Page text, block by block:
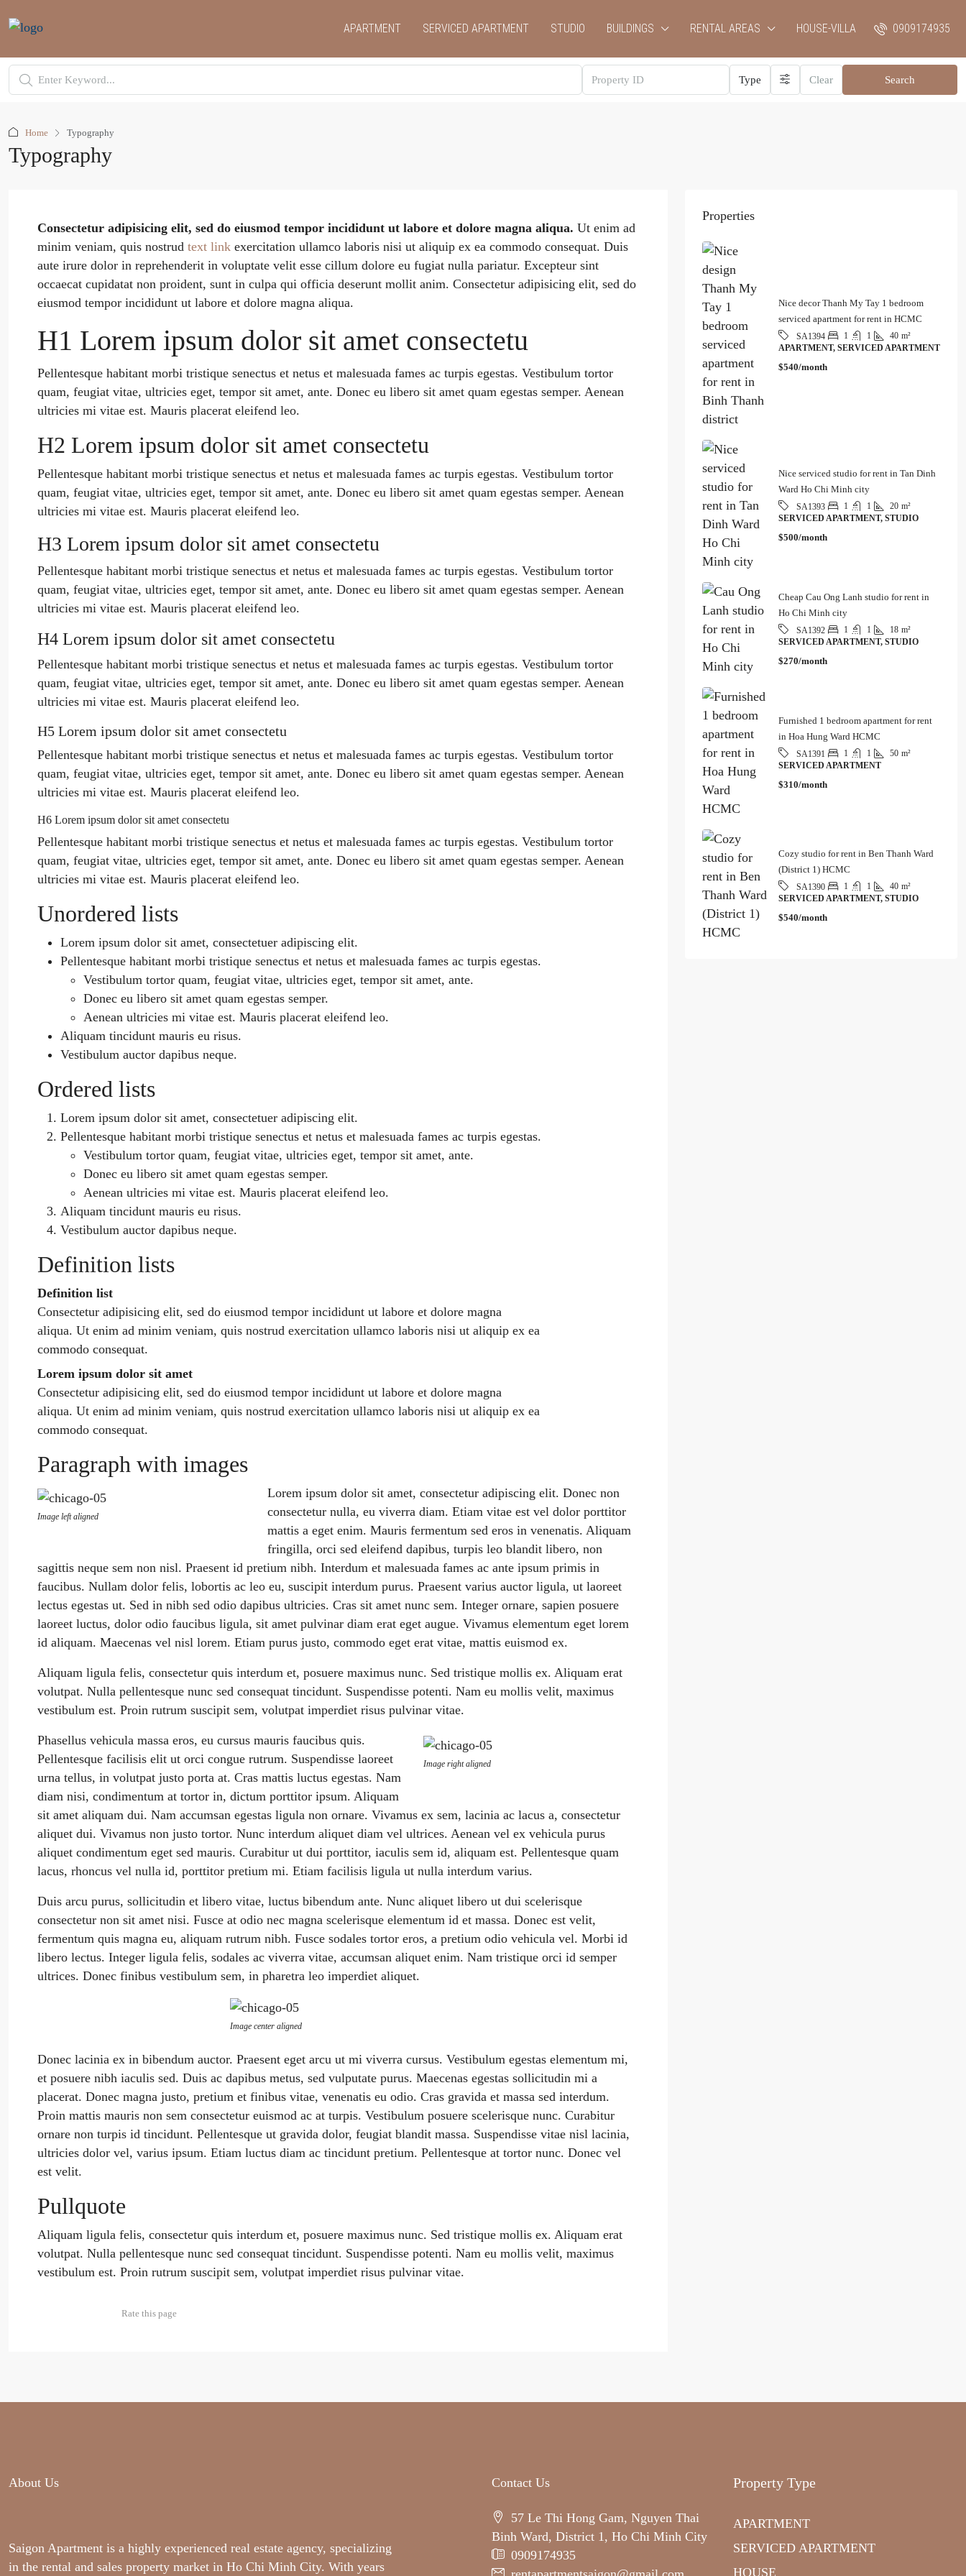
APARTMENT SERVICED APARTMENT STUDIO BUILDINGS RENTAL AREAS HOUSE-VILLA 0909174935
Type Clear Search
Home Typography
Typography
Consectetur adipisicing elit, sed do eiusmod tempor incididunt ut labore et dolore magna aliqua. Ut enim ad
minim veniam, quis nostrud text link exercitation ullamco laboris nisi ut aliquip ex ea commodo consequat. Duis
aute irure dolor in reprehenderit in voluptate velit esse cillum dolore eu fugiat nulla pariatur. Excepteur sint
occaecat cupidatat non proident, sunt in culpa qui officia deserunt mollit anim. Consectetur adipisicing elit, sed do
eiusmod tempor incididunt ut labore et dolore magna aliqua.
H1 Lorem ipsum dolor sit amet consectetu
Pellentesque habitant morbi tristique senectus et netus et malesuada fames ac turpis egestas. Vestibulum tortor
quam, feugiat vitae, ultricies eget, tempor sit amet, ante. Donec eu libero sit amet quam egestas semper. Aenean
ultricies mi vitae est. Mauris placerat eleifend leo.
H2 Lorem ipsum dolor sit amet consectetu
Pellentesque habitant morbi tristique senectus et netus et malesuada fames ac turpis egestas. Vestibulum tortor
quam, feugiat vitae, ultricies eget, tempor sit amet, ante. Donec eu libero sit amet quam egestas semper. Aenean
ultricies mi vitae est. Mauris placerat eleifend leo.
H3 Lorem ipsum dolor sit amet consectetu
Pellentesque habitant morbi tristique senectus et netus et malesuada fames ac turpis egestas. Vestibulum tortor
quam, feugiat vitae, ultricies eget, tempor sit amet, ante. Donec eu libero sit amet quam egestas semper. Aenean
ultricies mi vitae est. Mauris placerat eleifend leo.
H4 Lorem ipsum dolor sit amet consectetu
Pellentesque habitant morbi tristique senectus et netus et malesuada fames ac turpis egestas. Vestibulum tortor
quam, feugiat vitae, ultricies eget, tempor sit amet, ante. Donec eu libero sit amet quam egestas semper. Aenean
ultricies mi vitae est. Mauris placerat eleifend leo.
H5 Lorem ipsum dolor sit amet consectetu
Pellentesque habitant morbi tristique senectus et netus et malesuada fames ac turpis egestas. Vestibulum tortor
quam, feugiat vitae, ultricies eget, tempor sit amet, ante. Donec eu libero sit amet quam egestas semper. Aenean
ultricies mi vitae est. Mauris placerat eleifend leo.
H6 Lorem ipsum dolor sit amet consectetu
Pellentesque habitant morbi tristique senectus et netus et malesuada fames ac turpis egestas. Vestibulum tortor
quam, feugiat vitae, ultricies eget, tempor sit amet, ante. Donec eu libero sit amet quam egestas semper. Aenean
ultricies mi vitae est. Mauris placerat eleifend leo.
Unordered lists
Lorem ipsum dolor sit amet, consectetuer adipiscing elit.
Pellentesque habitant morbi tristique senectus et netus et malesuada fames ac turpis egestas.
Vestibulum tortor quam, feugiat vitae, ultricies eget, tempor sit amet, ante.
Donec eu libero sit amet quam egestas semper.
Aenean ultricies mi vitae est. Mauris placerat eleifend leo.
Aliquam tincidunt mauris eu risus.
Vestibulum auctor dapibus neque.
Ordered lists
Lorem ipsum dolor sit amet, consectetuer adipiscing elit.
Pellentesque habitant morbi tristique senectus et netus et malesuada fames ac turpis egestas.
Vestibulum tortor quam, feugiat vitae, ultricies eget, tempor sit amet, ante.
Donec eu libero sit amet quam egestas semper.
Aenean ultricies mi vitae est. Mauris placerat eleifend leo.
Aliquam tincidunt mauris eu risus.
Vestibulum auctor dapibus neque.
Definition lists
Definition list
Consectetur adipisicing elit, sed do eiusmod tempor incididunt ut labore et dolore magna
aliqua. Ut enim ad minim veniam, quis nostrud exercitation ullamco laboris nisi ut aliquip ex ea
commodo consequat.
Lorem ipsum dolor sit amet
Consectetur adipisicing elit, sed do eiusmod tempor incididunt ut labore et dolore magna
aliqua. Ut enim ad minim veniam, quis nostrud exercitation ullamco laboris nisi ut aliquip ex ea
commodo consequat.
Paragraph with images
Image left aligned
Lorem ipsum dolor sit amet, consectetur adipiscing elit. Donec non
consectetur nulla, eu viverra diam. Etiam vitae est vel dolor porttitor
mattis a eget enim. Mauris fermentum sed eros in venenatis. Aliquam
fringilla, orci sed eleifend dapibus, turpis leo blandit libero, non
sagittis neque sem non nisl. Praesent id pretium nibh. Interdum et malesuada fames ac ante ipsum primis in
faucibus. Nullam dolor felis, lobortis ac leo eu, suscipit interdum purus. Praesent varius auctor ligula, ut laoreet
lectus egestas ut. Sed in nibh sed odio dapibus ultricies. Cras sit amet nunc sem. Integer ornare, sapien posuere
laoreet luctus, dolor odio faucibus ligula, sit amet pulvinar diam erat eget augue. Vivamus elementum eget lorem
id aliquam. Maecenas vel nisl lorem. Etiam purus justo, commodo eget erat vitae, mattis euismod ex.
Aliquam ligula felis, consectetur quis interdum et, posuere maximus nunc. Sed tristique mollis ex. Aliquam erat
volutpat. Nulla pellentesque nunc sed consequat tincidunt. Suspendisse potenti. Nam eu mollis velit, maximus
vestibulum est. Proin rutrum suscipit sem, volutpat imperdiet risus pulvinar vitae.
Image right aligned
Phasellus vehicula massa eros, eu cursus mauris faucibus quis.
Pellentesque facilisis elit ut orci congue rutrum. Suspendisse laoreet
urna tellus, in volutpat justo porta at. Cras mattis luctus egestas. Nam
diam nisi, condimentum at tortor in, dictum porttitor ipsum. Aliquam
sit amet aliquam dui. Nam accumsan egestas ligula non ornare. Vivamus ex sem, lacinia ac lacus a, consectetur
aliquet dui. Vivamus non justo tortor. Nunc interdum aliquet diam vel ultrices. Aenean vel ex vehicula purus
aliquet condimentum eget sed mauris. Curabitur ut dui porttitor, iaculis sem id, aliquam est. Pellentesque quam
lacus, rhoncus vel nulla id, porttitor pretium mi. Etiam facilisis ligula ut nulla interdum varius.
Duis arcu purus, sollicitudin et libero vitae, luctus bibendum ante. Nunc aliquet libero ut dui scelerisque
consectetur non sit amet nisi. Fusce at odio nec magna scelerisque elementum id et massa. Donec est velit,
fermentum quis magna eu, aliquam rutrum nibh. Fusce sodales tortor eros, a pretium odio vehicula vel. Morbi id
libero lectus. Integer ligula felis, sodales ac viverra vitae, accumsan aliquet enim. Nam tristique orci id semper
ultrices. Donec finibus vestibulum sem, in pharetra leo imperdiet aliquet.
Image center aligned
Donec lacinia ex in bibendum auctor. Praesent eget arcu ut mi viverra cursus. Vestibulum egestas elementum mi,
et posuere nibh iaculis sed. Duis ac dapibus metus, sed vulputate purus. Maecenas egestas sollicitudin mi a
placerat. Donec magna justo, pretium et finibus vitae, venenatis eu odio. Cras gravida et massa sed interdum.
Proin mattis mauris non sem consectetur euismod ac at turpis. Vestibulum posuere scelerisque nunc. Curabitur
ornare non turpis id tincidunt. Pellentesque ut gravida dolor, feugiat blandit massa. Suspendisse vitae nisl lacinia,
ultricies dolor vel, varius ipsum. Etiam luctus diam ac tincidunt pretium. Pellentesque at tortor nunc. Donec vel
est velit.
Pullquote
Aliquam ligula felis, consectetur quis interdum et, posuere maximus nunc. Sed tristique mollis ex. Aliquam erat
volutpat. Nulla pellentesque nunc sed consequat tincidunt. Suspendisse potenti. Nam eu mollis velit, maximus
vestibulum est. Proin rutrum suscipit sem, volutpat imperdiet risus pulvinar vitae.
Rate this page
Properties
Nice decor Thanh My Tay 1 bedroom
serviced apartment for rent in HCMC
SA1394 1 1 40 m²
APARTMENT, SERVICED APARTMENT
$540/month
Nice serviced studio for rent in Tan Dinh
Ward Ho Chi Minh city
SA1393 1 1 20 m²
SERVICED APARTMENT, STUDIO
$500/month
Cheap Cau Ong Lanh studio for rent in
Ho Chi Minh city
SA1392 1 1 18 m²
SERVICED APARTMENT, STUDIO
$270/month
Furnished 1 bedroom apartment for rent
in Hoa Hung Ward HCMC
SA1391 1 1 50 m²
SERVICED APARTMENT
$310/month
Cozy studio for rent in Ben Thanh Ward
(District 1) HCMC
SA1390 1 1 40 m²
SERVICED APARTMENT, STUDIO
$540/month
About Us
Saigon Apartment is a highly experienced real estate agency, specializing
in the rental and sales property market in Ho Chi Minh City. With years
Contact Us
57 Le Thi Hong Gam, Nguyen Thai
Binh Ward, District 1, Ho Chi Minh City
0909174935
Property Type
APARTMENT
SERVICED APARTMENT
HOUSE